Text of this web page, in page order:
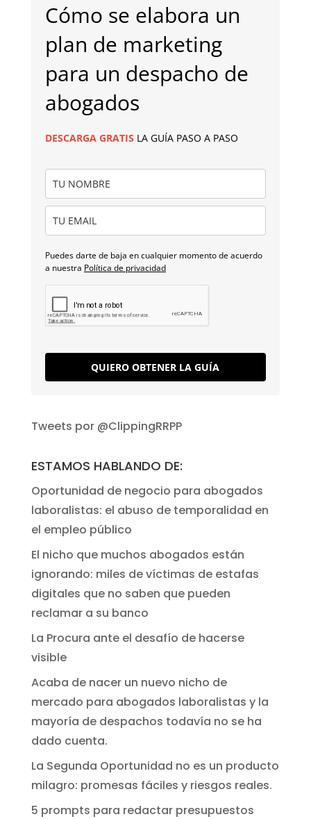
Cómo se elabora un
plan de marketing
para un despacho de
abogados
DESCARGA GRATIS LA GUÍA PASO A PASO
Puedes darte de baja en cualquier momento de acuerdo
a nuestra Política de privacidad
QUIERO OBTENER LA GUÍA
Tweets por @ClippingRRPP
ESTAMOS HABLANDO DE:
Oportunidad de negocio para abogados
laboralistas: el abuso de temporalidad en
el empleo público
El nicho que muchos abogados están
ignorando: miles de víctimas de estafas
digitales que no saben que pueden
reclamar a su banco
La Procura ante el desafío de hacerse
visible
Acaba de nacer un nuevo nicho de
mercado para abogados laboralistas y la
mayoría de despachos todavía no se ha
dado cuenta.
La Segunda Oportunidad no es un producto
milagro: promesas fáciles y riesgos reales.
5 prompts para redactar presupuestos